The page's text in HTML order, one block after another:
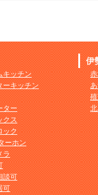
キッチン
ーキッチン
ター
クス
ック
ーホン
ラ
談可
可
伊